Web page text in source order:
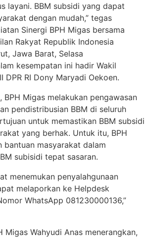
layani. BBM subsidi yang dapat
dengan mudah,” tegas
Sinergi BPH Migas bersama
Rakyat Republik Indonesia
Jawa Barat, Selasa
kesempatan ini hadir Wakil
DPR RI Dony Maryadi Oekoen.
BPH Migas melakukan pengawasan
pendistribusian BBM di seluruh
untuk memastikan BBM subsidi
yang berhak. Untuk itu, BPH
bantuan masyarakat dalam
subisidi tepat sasaran.
menemukan penyalahgunaan
melaporkan ke Helpdesk
WhatsApp 081230000136,”
Migas Wahyudi Anas menerangkan,